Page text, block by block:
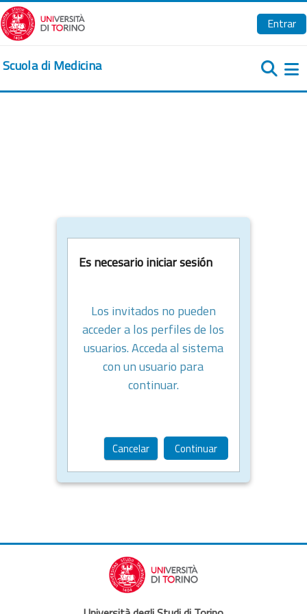
Salta al contenido principal
Entrar
Scuola di Medicina
Es necesario iniciar sesión
Los invitados no pueden
acceder a los perfiles de los
usuarios. Acceda al sistema
con un usuario para
continuar.
Cancelar Continuar